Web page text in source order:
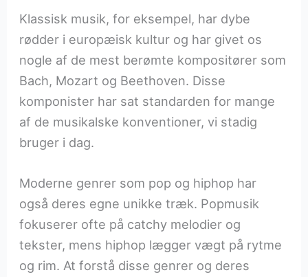
Klassisk musik, for eksempel, har dybe
rødder i europæisk kultur og har givet os
nogle af de mest berømte kompositører som
Bach, Mozart og Beethoven. Disse
komponister har sat standarden for mange
af de musikalske konventioner, vi stadig
bruger i dag.
Moderne genrer som pop og hiphop har
også deres egne unikke træk. Popmusik
fokuserer ofte på catchy melodier og
tekster, mens hiphop lægger vægt på rytme
og rim. At forstå disse genrer og deres